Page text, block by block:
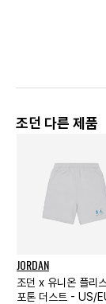
조던 다른 제품
JORDAN
조던 x 유니온 플리
포톤 더스트 - US/